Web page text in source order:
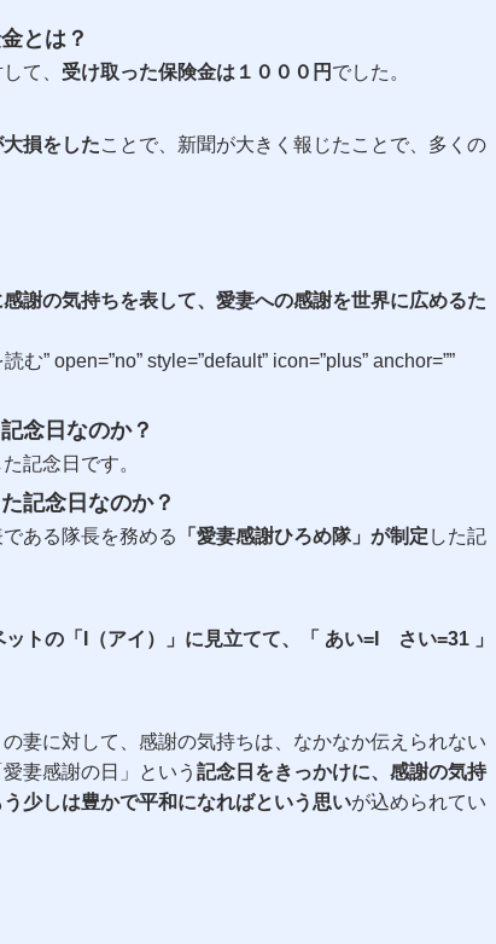
とは？
て、 受け取った保険金は１０００円 でした。
損をしたことで、新聞が大きく報じたことで、多くの
謝の気持ちを表して、愛妻への感謝を世界に広めるた
” open=”no” style=”default” icon=”plus” anchor=””
念日なのか？
た記念日です。
記念日なのか？
ある隊長を務める 「愛妻感謝ひろめ隊」が制定 した記
トの「I（アイ）」に見立てて、「 あい=I さい=31 」
妻に対して、感謝の気持ちは、なかなか伝えられない
妻感謝の日」という 記念日をきっかけに、感謝の気持
少しは豊かで平和になればという思いが込められてい